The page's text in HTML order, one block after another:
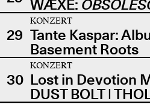
WÆXE:
29
KONZERT
Tante Kaspar:
Basement Roots
30
KONZERT
Lost in Devotion
DUST BOLT |